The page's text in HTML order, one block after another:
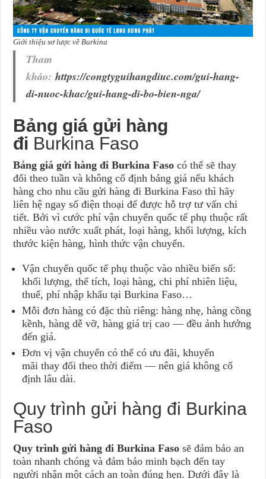
Giới thiệu sơ lược về Burkina
Tham
khảo:https://congtyguihangdiuc.com/gui-hang-
di-nuoc-khac/gui-hang-di-bo-bien-nga/
Bảng giá gửi hàng
đi Burkina Faso
Bảng giá gửi hàng đi Burkina Fasocó thể sẽ thay
đổi theo tuần và không cố định bảng giá nếu khách
hàng cho nhu cầu gửi hàng đi Burkina Faso thì hãy
liên hệ ngay số điện thoại để được hỗ trợ tư vấn chi
tiết. Bởi vì cước phí vận chuyển quốc tế phụ thuộc rất
nhiều vào nước xuất phát, loại hàng, khối lượng, kích
thước kiện hàng, hình thức vận chuyển.
Vận chuyển quốc tế phụ thuộc vào nhiều biến số:
khối lượng, thể tích, loại hàng, chi phí nhiên liệu,
thuế, phí nhập khẩu tại Burkina Faso…
Mỗi đơn hàng có đặc thù riêng: hàng nhẹ, hàng cồng
kềnh, hàng dễ vỡ, hàng giá trị cao — đều ảnh hưởng
đến giá.
Đơn vị vận chuyển có thể có ưu đãi, khuyến
mãi thay đổi theo thời điểm — nên giá không cố
định lâu dài.
Quy trình gửi hàng đi Burkina
Faso
Quy trình gửi hàng đi Burkina Faso sẽ đảm bảo an
toàn nhanh chóng và đảm bảo minh bạch đến tay
người nhận một cách an toàn đúng hẹn. Dưới đây là